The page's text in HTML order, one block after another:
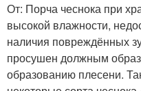
От: Порча чеснока при
высокой влажности,
наличия повреждённых
просушен должным
образованию плесени.